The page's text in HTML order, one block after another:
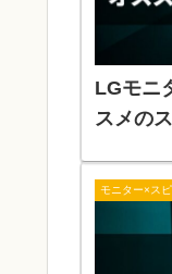
LGモニ
スメの
モニター×ス